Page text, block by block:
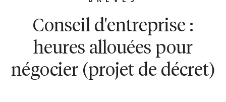
Conseil d'entreprise :
heures allouées pour
négocier (projet de décret)